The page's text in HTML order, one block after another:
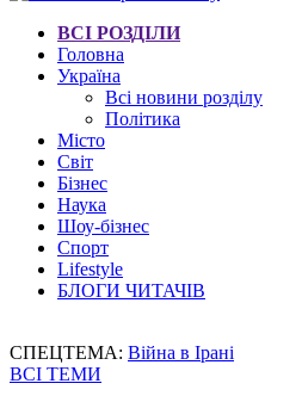
ВСІ РОЗДІЛИ
Головна
Україна
Всі новини розділу
Політика
Місто
Світ
Бізнес
Наука
Шоу-бізнес
Спорт
Lifestyle
БЛОГИ ЧИТАЧІВ
СПЕЦТЕМА: Війна в Ірані
ВСІ ТЕМИ